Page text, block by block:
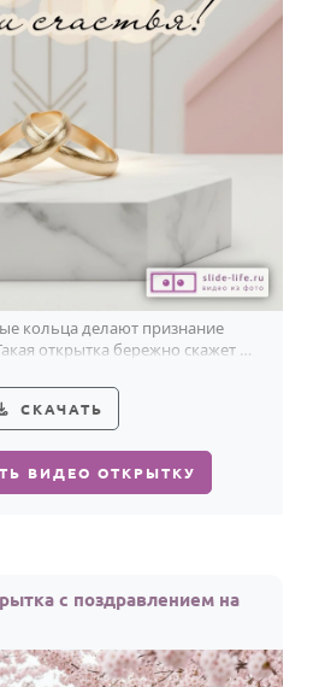
кольца делают признание
открытка бережно скажет о
СКАЧАТЬ
ВИДЕО ОТКРЫТКУ
с поздравлением на